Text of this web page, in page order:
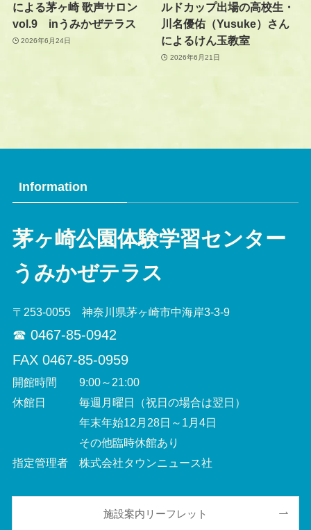
による茅ヶ崎 歌声サロン
vol.9 inうみかぜテラス
2026年6月24日
ルドカップ出場の高校生・
川名優佑（Yusuke）さん
によるけん玉教室
2026年6月21日
Information
茅ヶ崎公園体験学習センター
うみかぜテラス
〒253-0055 神奈川県茅ヶ崎市中海岸3-3-9
☎︎ 0467-85-0942
FAX 0467-85-0959
開館時間 9:00～21:00
休館日 毎週月曜日（祝日の場合は翌日）
年末年始12月28日～1月4日
その他臨時休館あり
指定管理者 株式会社タウンニュース社
施設案内リーフレット